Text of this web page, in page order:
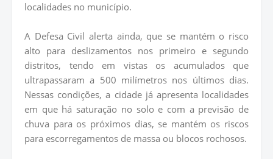
localidades no município.
A Defesa Civil alerta ainda, que se mantém o risco
alto para deslizamentos nos primeiro e segundo
distritos, tendo em vistas os acumulados que
ultrapassaram a 500 milímetros nos últimos dias.
Nessas condições, a cidade já apresenta localidades
em que há saturação no solo e com a previsão de
chuva para os próximos dias, se mantém os riscos
para escorregamentos de massa ou blocos rochosos.